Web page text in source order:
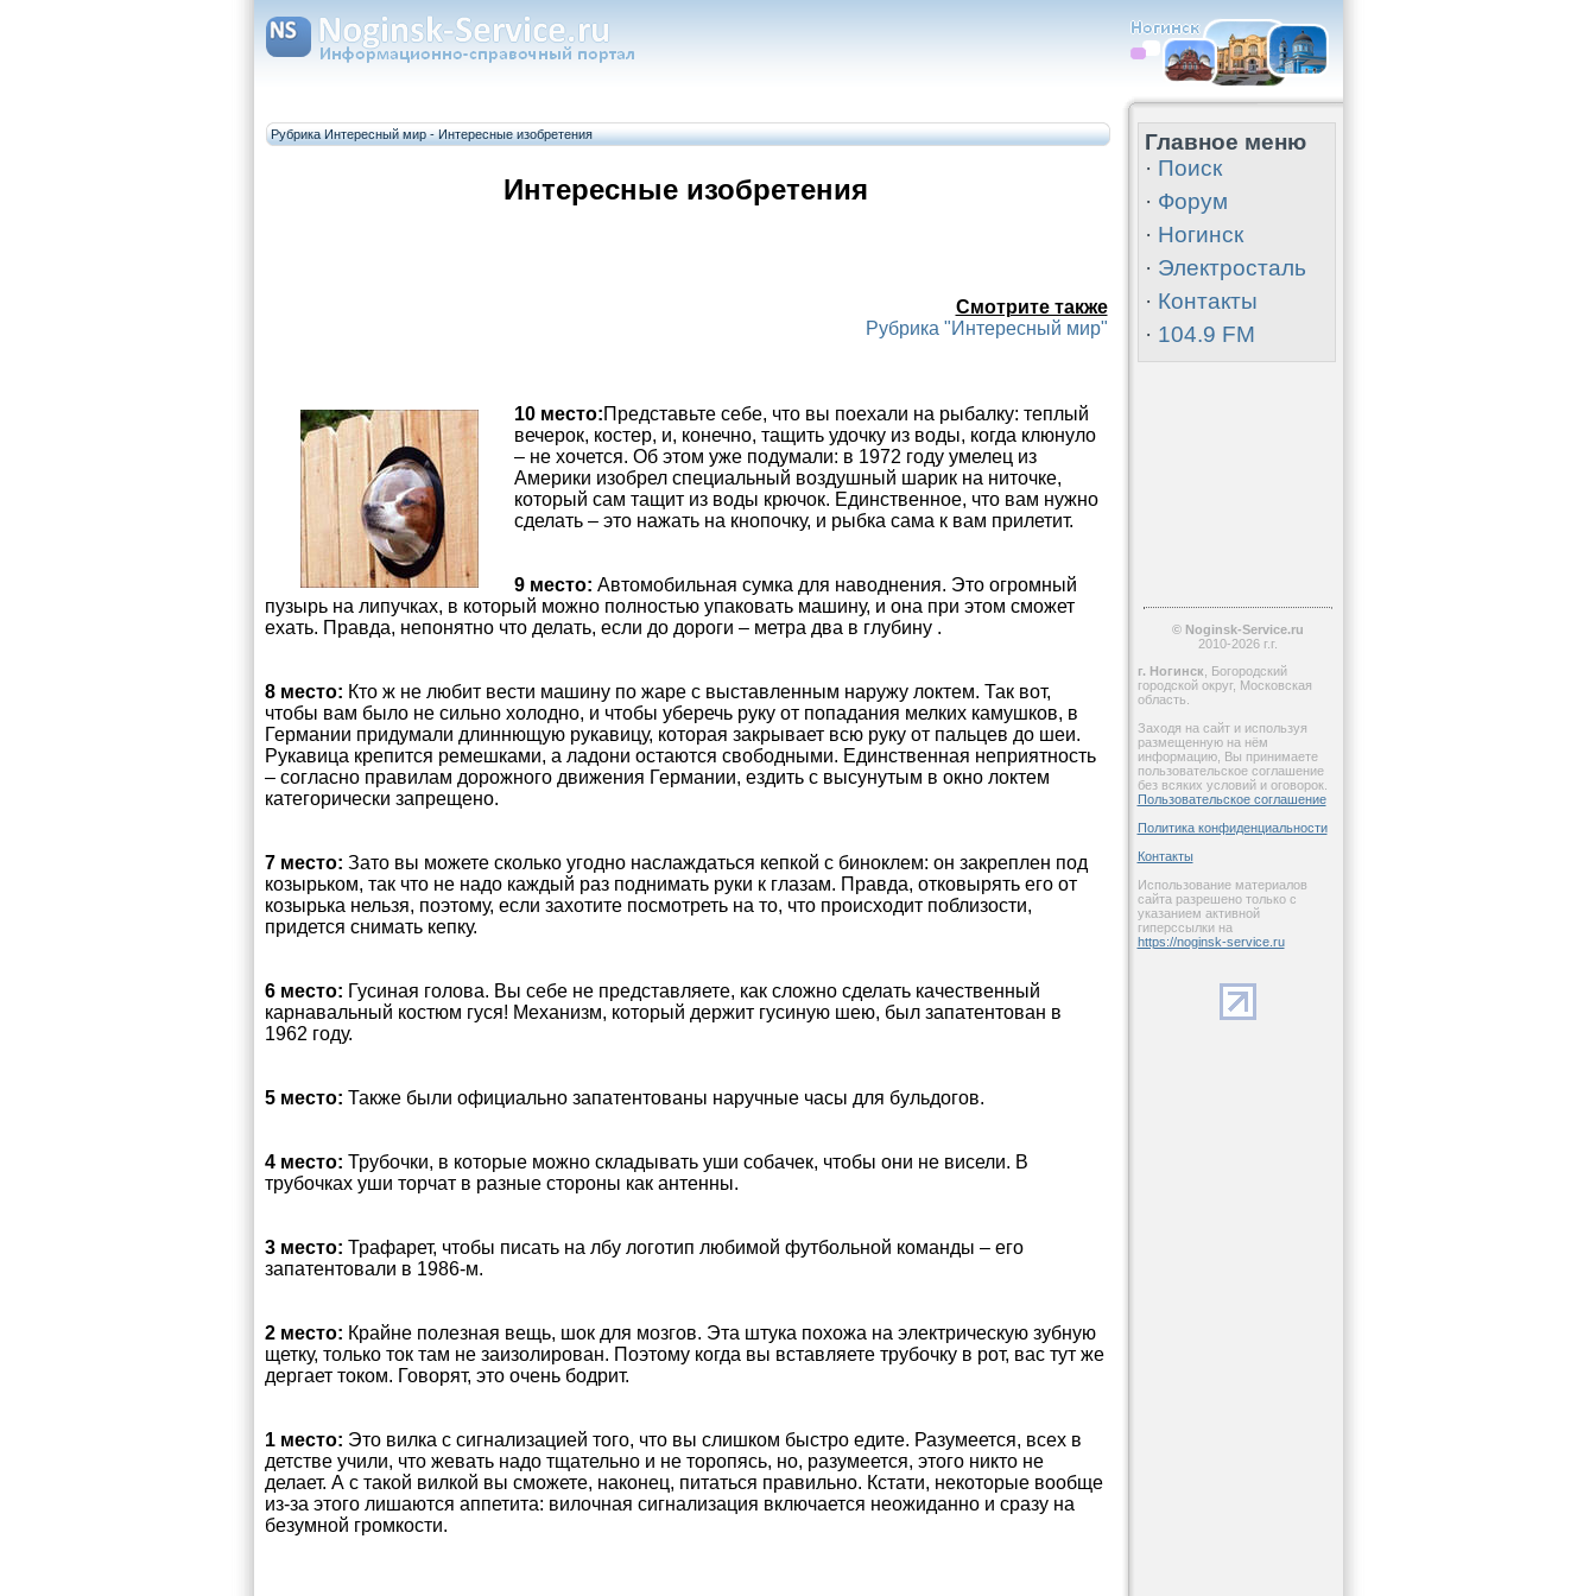
Рубрика Интересный мир - Интересные изобретения
Интересные изобретения
Смотрите также
Рубрика "Интересный мир"
10 место:Представьте себе, что вы поехали на рыбалку: теплый
вечерок, костер, и, конечно, тащить удочку из воды, когда клюнуло
– не хочется. Об этом уже подумали: в 1972 году умелец из
Америки изобрел специальный воздушный шарик на ниточке,
который сам тащит из воды крючок. Единственное, что вам нужно
сделать – это нажать на кнопочку, и рыбка сама к вам прилетит.
9 место: Автомобильная сумка для наводнения. Это огромный
пузырь на липучках, в который можно полностью упаковать машину, и она при этом сможет
ехать. Правда, непонятно что делать, если до дороги – метра два в глубину .
8 место: Кто ж не любит вести машину по жаре с выставленным наружу локтем. Так вот,
чтобы вам было не сильно холодно, и чтобы уберечь руку от попадания мелких камушков, в
Германии придумали длиннющую рукавицу, которая закрывает всю руку от пальцев до шеи.
Рукавица крепится ремешками, а ладони остаются свободными. Единственная неприятность
– согласно правилам дорожного движения Германии, ездить с высунутым в окно локтем
категорически запрещено.
7 место: Зато вы можете сколько угодно наслаждаться кепкой с биноклем: он закреплен под
козырьком, так что не надо каждый раз поднимать руки к глазам. Правда, отковырять его от
козырька нельзя, поэтому, если захотите посмотреть на то, что происходит поблизости,
придется снимать кепку.
6 место: Гусиная голова. Вы себе не представляете, как сложно сделать качественный
карнавальный костюм гуся! Механизм, который держит гусиную шею, был запатентован в
1962 году.
5 место: Также были официально запатентованы наручные часы для бульдогов.
4 место: Трубочки, в которые можно складывать уши собачек, чтобы они не висели. В
трубочках уши торчат в разные стороны как антенны.
3 место: Трафарет, чтобы писать на лбу логотип любимой футбольной команды – его
запатентовали в 1986-м.
2 место: Крайне полезная вещь, шок для мозгов. Эта штука похожа на электрическую зубную
щетку, только ток там не заизолирован. Поэтому когда вы вставляете трубочку в рот, вас тут же
дергает током. Говорят, это очень бодрит.
1 место: Это вилка с сигнализацией того, что вы слишком быстро едите. Разумеется, всех в
детстве учили, что жевать надо тщательно и не торопясь, но, разумеется, этого никто не
делает. А с такой вилкой вы сможете, наконец, питаться правильно. Кстати, некоторые вообще
из-за этого лишаются аппетита: вилочная сигнализация включается неожиданно и сразу на
безумной громкости.
Главное меню
· Поиск
· Форум
· Ногинск
· Электросталь
· Контакты
· 104.9 FM
© Noginsk-Service.ru
2010-2026 г.г.
г. Ногинск , Богородский
городской округ, Московская
область.
Заходя на сайт и используя
размещенную на нём
информацию, Вы принимаете
пользовательское соглашение
без всяких условий и оговорок.
Пользовательское соглашение
Политика конфиденциальности
Контакты
Использование материалов
сайта разрешено только с
указанием активной
гиперссылки на
https://noginsk-service.ru